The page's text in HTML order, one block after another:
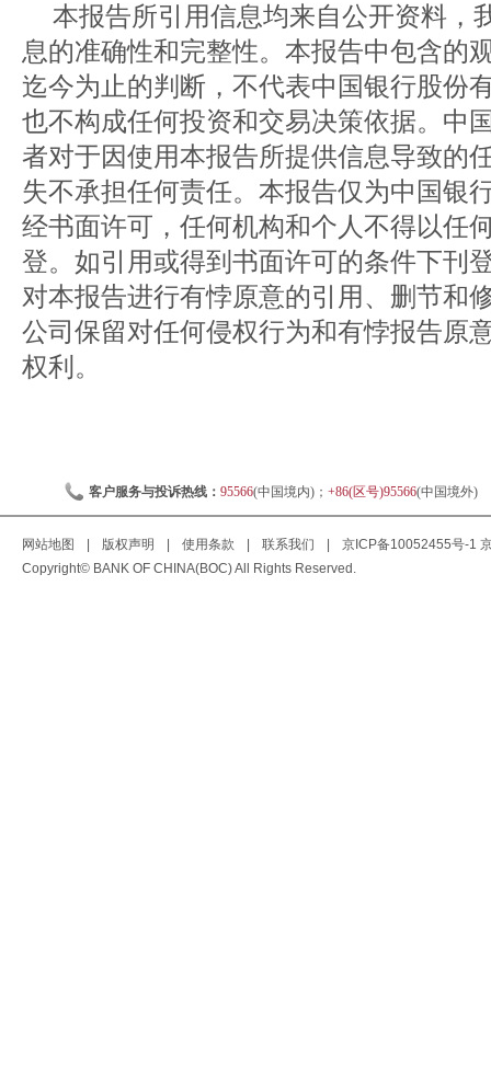
本报告所引用信息均来自公开资料，
息的准确性和完整性。本报告中包含的
迄今为止的判断，不代表中国银行股份
也不构成任何投资和交易决策依据。中
者对于因使用本报告所提供信息导致的
失不承担任何责任。本报告仅为中国银
经书面许可，任何机构和个人不得以任
登。如引用或得到书面许可的条件下刊
对本报告进行有悖原意的引用、删节和
公司保留对任何侵权行为和有悖报告原
权利。
客户服务与投诉热线： 95566(中国境内)； +86(区号)95566(中国境外)
网站地图 版权声明 使用条款 联系我们 京ICP备10052455号-1
Copyright© BANK OF CHINA(BOC) All Rights Reserved.